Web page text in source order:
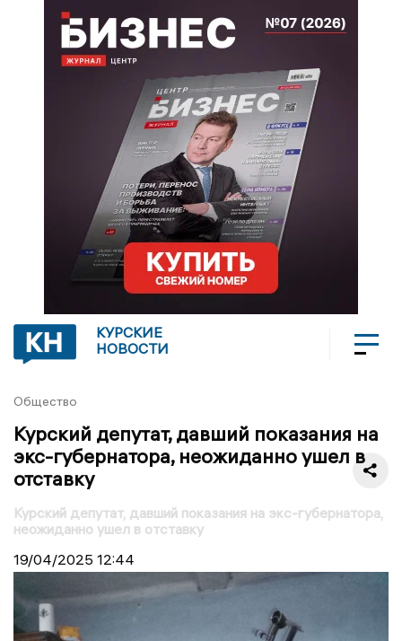
КУРСКИЕ
НОВОСТИ
Общество
Курский депутат, давший показания на
экс-губернатора, неожиданно ушел в
отставку
Курский депутат, давший показания на экс-губернатора,
неожиданно ушел в отставку
19/04/2025 12:44